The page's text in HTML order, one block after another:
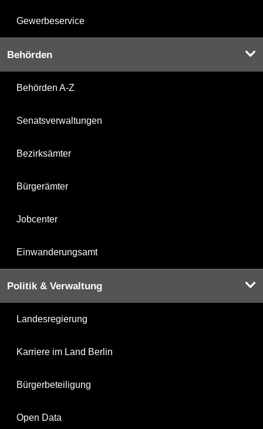
Gewerbeservice
Behörden
Behörden A-Z
Senatsverwaltungen
Bezirksämter
Bürgerämter
Jobcenter
Einwanderungsamt
Politik & Verwaltung
Landesregierung
Karriere im Land Berlin
Bürgerbeteiligung
Open Data